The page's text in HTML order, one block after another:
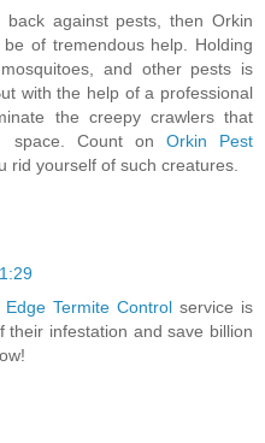
against pests, then Orkin
of tremendous help. Holding
and other pests is
with the help of a professional
the creepy crawlers that
space. Count on Orkin Pest
rid yourself of such creatures.
Edge Termite Controlservice is
infestation and save billion